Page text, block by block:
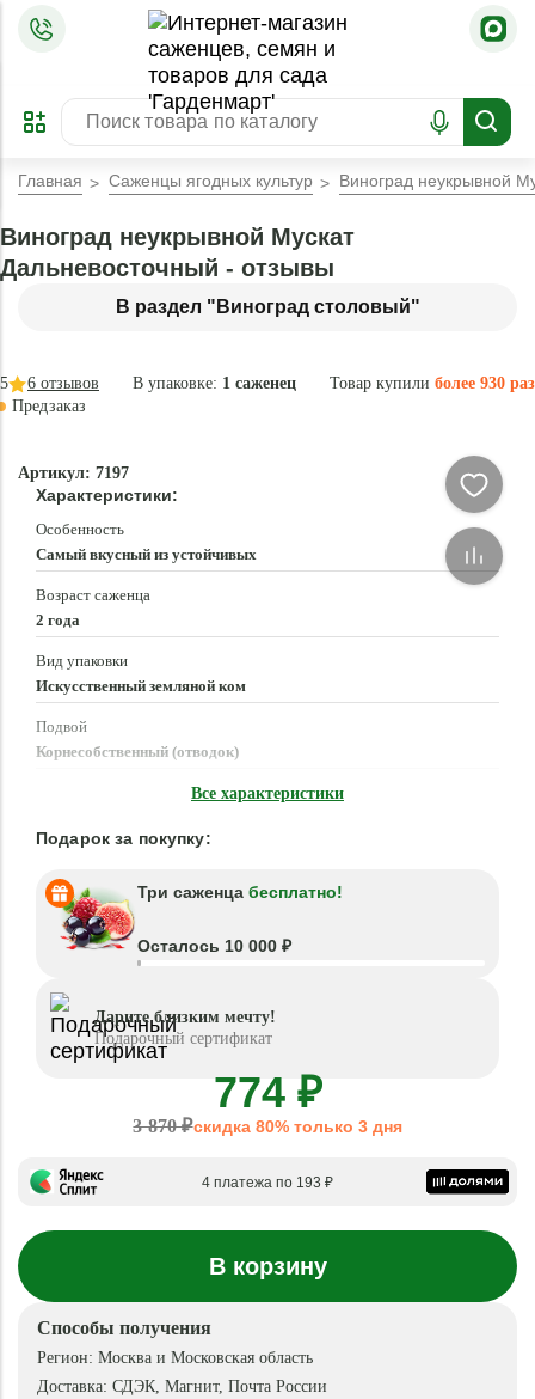
ПРЕДЗАКАЗ
ЗАБРОНИРОВАТЬ
ЛУЧШЕЕ
Главная Саженцы ягодных культур Виноград неукрывной
В раздел "Виноград столовый"
Виноград неукрывной Мускат
Дальневосточный - отзывы
В упаковке: 1 саженец Товар купили более 930 раз
5 6 отзывов
Предзаказ
Артикул: 7197
Характеристики:
Особенность
Самый вкусный из устойчивых
Возраст саженца
2 года
Вид упаковки
Искусственный земляной ком
Подвой
Корнесобственный (отводок)
Все характеристики
Подарок за покупку:
Три саженца бесплатно!
Осталось 10 000 ₽
Дарите близким мечту!
Подарочный сертификат
774 ₽
3 870 ₽скидка 80% только 3 дня
4 платежа по 193 ₽
В корзину
Способы получения
Регион: Москва и Московская область
Доставка: СДЭК, Магнит, Почта России